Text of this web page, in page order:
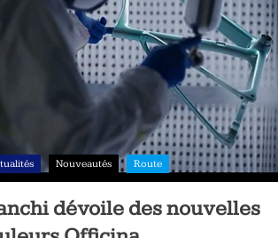
Nouveautés Route
dévoile des nouvelles